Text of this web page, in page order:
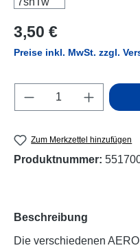
Regulärer Preis:
3,50 €
Preise inkl. MwSt. zzgl.
Produkt Anzahl:
Zum Merkzettel hinzufügen
Produktnummer:
Beschreibung
Die verschiedenen